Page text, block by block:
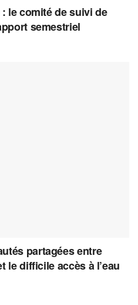
le comité de suivi de
semestriel
partagées entre
le difficile accès à l’eau